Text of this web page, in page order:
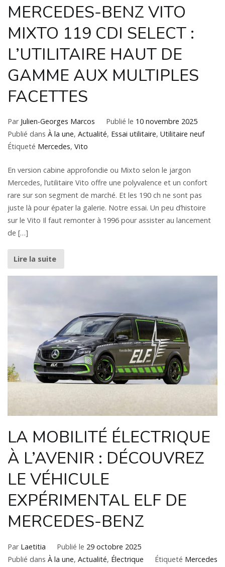
MERCEDES-BENZ VITO
MIXTO 119 CDI SELECT :
L’UTILITAIRE HAUT DE
GAMME AUX MULTIPLES
FACETTES
Par Julien-Georges Marcos Publié le 10 novembre 2025
Publié dans À la une, Actualité, Essai utilitaire, Utilitaire neuf
Étiqueté Mercedes, Vito
En version cabine approfondie ou Mixto selon le jargon
Mercedes, l’utilitaire Vito offre une polyvalence et un confort
rare sur son segment de marché. Et les 190 ch ne sont pas
juste là pour épater la galerie. Notre essai. Un peu d’histoire
sur le Vito Il faut remonter à 1996 pour assister au lancement
de […]
Lire la suite
LA MOBILITÉ ÉLECTRIQUE
À L’AVENIR : DÉCOUVREZ
LE VÉHICULE
EXPÉRIMENTAL ELF DE
MERCEDES-BENZ
Par Laetitia Publié le 29 octobre 2025
Publié dans À la une, Actualité, Électrique Étiqueté Mercedes